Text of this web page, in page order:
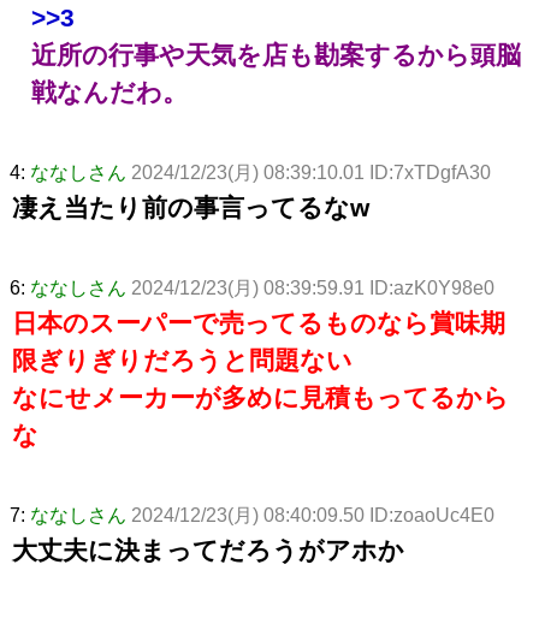
>>3
近所の行事や天気を店も勘案するから頭脳
戦なんだわ。
4: ななしさん 2024/12/23(月) 08:39:10.01 ID:7xTDgfA30
凄え当たり前の事言ってるなw
6: ななしさん 2024/12/23(月) 08:39:59.91 ID:azK0Y98e0
日本のスーパーで売ってるものなら賞味期
限ぎりぎりだろうと問題ない
なにせメーカーが多めに見積もってるから
な
7: ななしさん 2024/12/23(月) 08:40:09.50 ID:zoaoUc4E0
大丈夫に決まってだろうがアホか